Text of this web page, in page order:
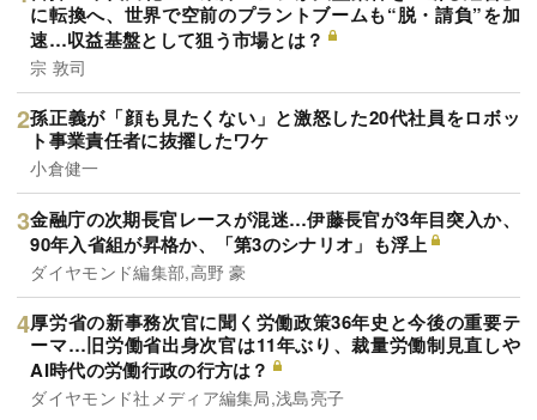
に転換へ、世界で空前のプラントブームも“脱・請負”を加
速…収益基盤として狙う市場とは？
宗 敦司
孫正義が「顔も見たくない」と激怒した20代社員をロボッ
ト事業責任者に抜擢したワケ
小倉健一
金融庁の次期長官レースが混迷…伊藤長官が3年目突入か、
90年入省組が昇格か、「第3のシナリオ」も浮上
ダイヤモンド編集部,高野 豪
厚労省の新事務次官に聞く労働政策36年史と今後の重要テ
ーマ…旧労働省出身次官は11年ぶり、裁量労働制見直しや
AI時代の労働行政の行方は？
ダイヤモンド社メディア編集局,浅島亮子